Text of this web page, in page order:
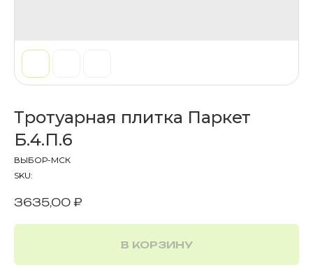
Тротуарная плитка Паркет
Б.4.П.6
ВЫБОР-МСК
SKU:
3635,00 ₽
В КОРЗИНУ